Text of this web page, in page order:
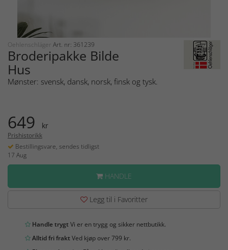
Oehlenschläger Art. nr: 361239
Broderipakke Bilde
Hus
Mønster: svensk, dansk, norsk, finsk og tysk.
649 kr
Prishistorikk
Bestillingsvare, sendes tidligst
17 Aug
HANDLE
Legg til i Favoritter
Handle trygtVi er en trygg og sikker nettbutikk.
Alltid fri fraktVed kjøp over 799 kr.